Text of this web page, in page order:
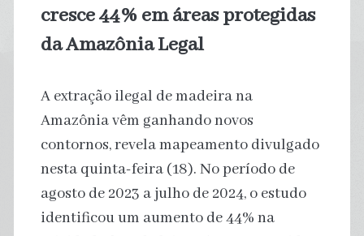
cresce 44% em áreas protegidas
da Amazônia Legal
A extração ilegal de madeira na
Amazônia vêm ganhando novos
contornos, revela mapeamento divulgado
nesta quinta-feira (18). No período de
agosto de 2023 a julho de 2024, o estudo
identificou um aumento de 44% na